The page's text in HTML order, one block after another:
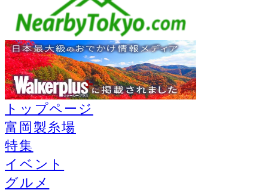
トップページ
富岡製糸場
特集
イベント
グルメ